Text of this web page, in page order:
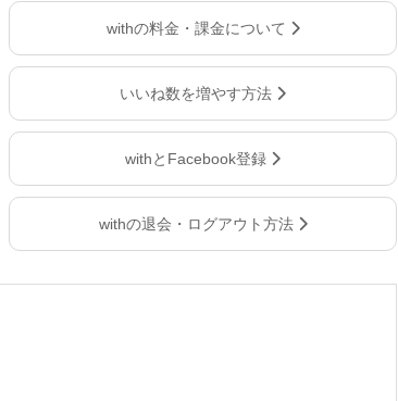
withの料金・課金について
いいね数を増やす方法
withとFacebook登録
withの退会・ログアウト方法